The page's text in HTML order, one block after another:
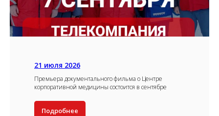
21 июля 2026
Премьера документального фильма о Центре
корпоративной медицины состоится в сентябре
Подробнее